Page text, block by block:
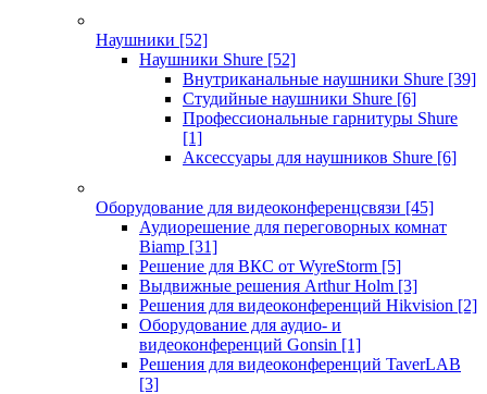
Наушники [52]
Наушники Shure [52]
Внутриканальные наушники Shure [39]
Студийные наушники Shure [6]
Профессиональные гарнитуры Shure
[1]
Аксессуары для наушников Shure [6]
Оборудование для видеоконференцсвязи [45]
Аудиорешение для переговорных комнат
Biamp [31]
Решение для ВКС от WyreStorm [5]
Выдвижные решения Arthur Holm [3]
Решения для видеоконференций Hikvision [2]
Оборудование для аудио- и
видеоконференций Gonsin [1]
Решения для видеоконференций TaverLAB
[3]